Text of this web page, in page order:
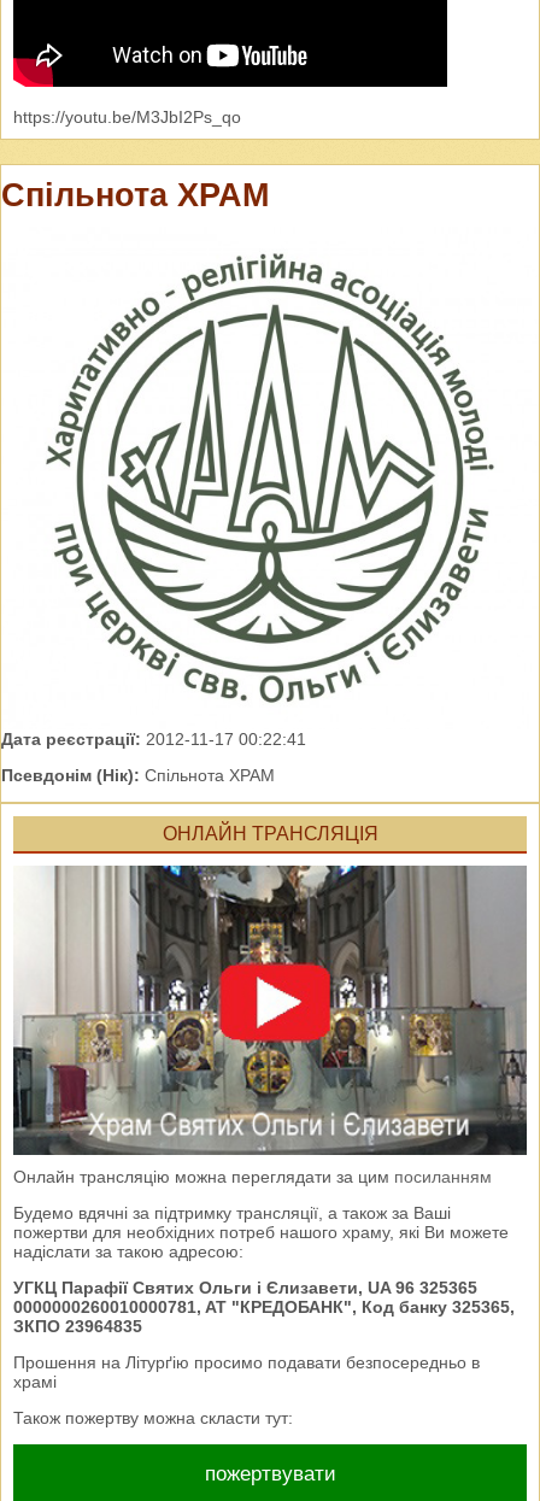
https://youtu.be/M3JbI2Ps_qo
Спільнота ХРАМ
Дата реєстрації: 2012-11-17 00:22:41
Псевдонім (Нік): Спільнота ХРАМ
ОНЛАЙН ТРАНСЛЯЦІЯ
Онлайн трансляцію можна переглядати за цим посиланням
Будемо вдячні за підтримку трансляції, а також за Ваші
пожертви для необхідних потреб нашого храму, які Ви можете
надіслати за такою адресою:
УГКЦ Парафії Святих Ольги і Єлизавети, UA 96 325365
0000000260010000781, AT "КРЕДОБАНК", Код банку 325365,
ЗКПО 23964835
Прошення на Літурґію просимо подавати безпосередньо в
храмі
Також пожертву можна скласти тут:
пожертвувати